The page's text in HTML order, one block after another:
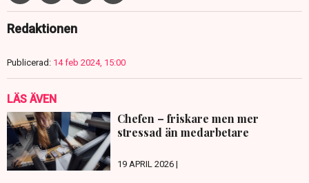
Redaktionen
Publicerad: 14 feb 2024, 15:00
LÄS ÄVEN
Chefen – friskare men mer
stressad än medarbetare
19 APRIL 2026 |